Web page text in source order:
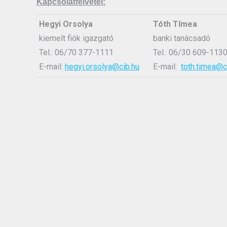
Hegyi Orsolya
kiemelt fiók igazgató
Tel.: 06/70 377-1111
E-mail: hegyi.orsolya@cib.hu
Tóth Tímea
banki tanácsadó
Tel.: 06/30 609-1130
E-mail: